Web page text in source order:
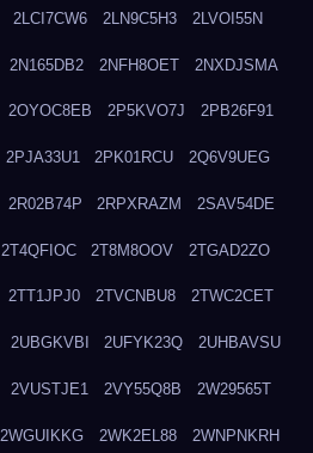
2LCI7CW6 2LN9C5H3 2LVOI55N
2N165DB2 2NFH8OET 2NXDJSMA
2OYOC8EB 2P5KVO7J 2PB26F91
2PJA33U1 2PK01RCU 2Q6V9UEG
2R02B74P 2RPXRAZM 2SAV54DE
2T4QFIOC 2T8M8OOV 2TGAD2ZO
2TT1JPJ0 2TVCNBU8 2TWC2CET
2UBGKVBI 2UFYK23Q 2UHBAVSU
2VUSTJE1 2VY55Q8B 2W29565T
2WGUIKKG 2WK2EL88 2WNPNKRH